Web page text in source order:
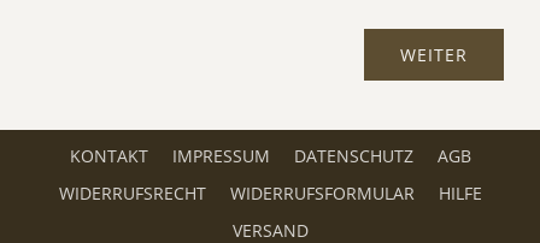
KONTAKT IMPRESSUM DATENSCHUTZ
AGB
WIDERRUFSRECHT
WIDERRUFSFORMULAR
HILFE
VERSAND